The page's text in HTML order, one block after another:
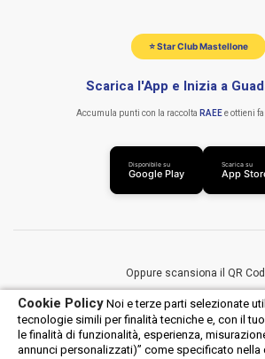
Cookie PolicyNoi e terze parti selezionate
tecnologie simili per finalità tecniche e, con il
le finalità di funzionalità, esperienza,
annunci personalizzati)” come specificato
⭐ Star Club Mastellone
Scarica l'App e Inizia a
Accumula punti con la raccolta RAEEe ottieni
Disponibile su
Google Play
Scarica su
App
Oppure scansiona il QR